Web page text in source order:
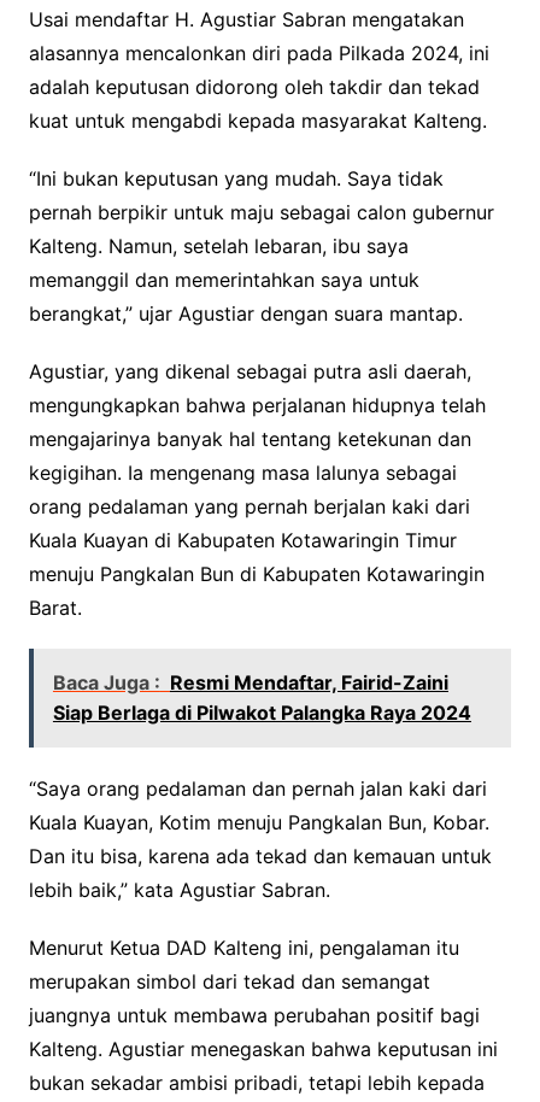
Usai mendaftar H. Agustiar Sabran mengatakan
alasannya mencalonkan diri pada Pilkada 2024, ini
adalah keputusan didorong oleh takdir dan tekad
kuat untuk mengabdi kepada masyarakat Kalteng.
“Ini bukan keputusan yang mudah. Saya tidak
pernah berpikir untuk maju sebagai calon gubernur
Kalteng. Namun, setelah lebaran, ibu saya
memanggil dan memerintahkan saya untuk
berangkat,” ujar Agustiar dengan suara mantap.
Agustiar, yang dikenal sebagai putra asli daerah,
mengungkapkan bahwa perjalanan hidupnya telah
mengajarinya banyak hal tentang ketekunan dan
kegigihan. Ia mengenang masa lalunya sebagai
orang pedalaman yang pernah berjalan kaki dari
Kuala Kuayan di Kabupaten Kotawaringin Timur
menuju Pangkalan Bun di Kabupaten Kotawaringin
Barat.
Baca Juga : Resmi Mendaftar, Fairid-Zaini
Siap Berlaga di Pilwakot Palangka Raya 2024
“Saya orang pedalaman dan pernah jalan kaki dari
Kuala Kuayan, Kotim menuju Pangkalan Bun, Kobar.
Dan itu bisa, karena ada tekad dan kemauan untuk
lebih baik,” kata Agustiar Sabran.
Menurut Ketua DAD Kalteng ini, pengalaman itu
merupakan simbol dari tekad dan semangat
juangnya untuk membawa perubahan positif bagi
Kalteng. Agustiar menegaskan bahwa keputusan ini
bukan sekadar ambisi pribadi, tetapi lebih kepada